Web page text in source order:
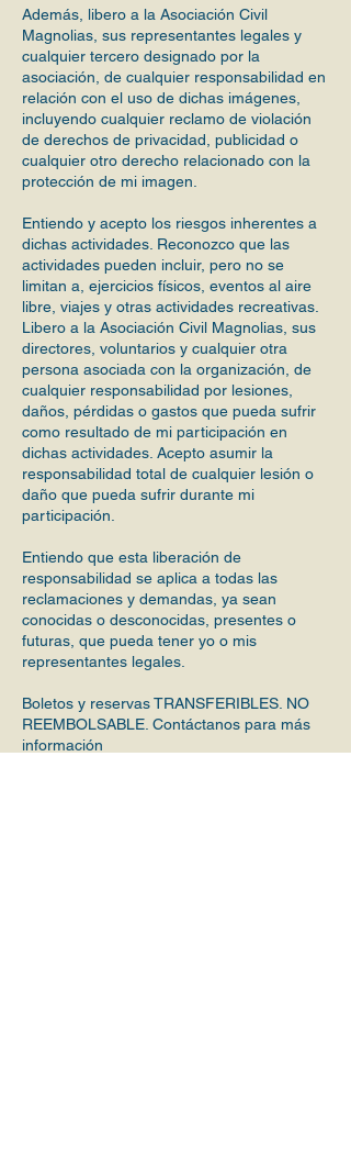
Además, libero a la Asociación Civil
Magnolias, sus representantes legales y
cualquier tercero designado por la
asociación, de cualquier responsabilidad en
relación con el uso de dichas imágenes,
incluyendo cualquier reclamo de violación
de derechos de privacidad, publicidad o
cualquier otro derecho relacionado con la
protección de mi imagen.
Entiendo y acepto los riesgos inherentes a
dichas actividades. Reconozco que las
actividades pueden incluir, pero no se
limitan a, ejercicios físicos, eventos al aire
libre, viajes y otras actividades recreativas.
Libero a la Asociación Civil Magnolias, sus
directores, voluntarios y cualquier otra
persona asociada con la organización, de
cualquier responsabilidad por lesiones,
daños, pérdidas o gastos que pueda sufrir
como resultado de mi participación en
dichas actividades. Acepto asumir la
responsabilidad total de cualquier lesión o
daño que pueda sufrir durante mi
participación.
Entiendo que esta liberación de
responsabilidad se aplica a todas las
reclamaciones y demandas, ya sean
conocidas o desconocidas, presentes o
futuras, que pueda tener yo o mis
representantes legales.
Boletos y reservas TRANSFERIBLES. NO
REEMBOLSABLE. Contáctanos para más